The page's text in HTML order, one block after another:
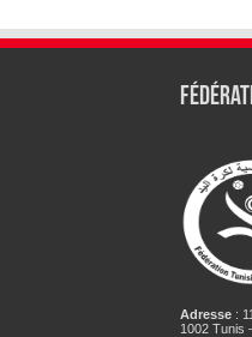
Adresse:
1002 Tunis